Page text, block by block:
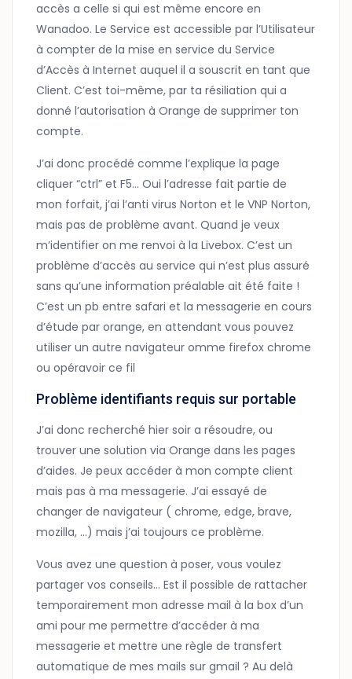
accès a celle si qui est même encore en
Wanadoo. Le Service est accessible par l’Utilisateur
à compter de la mise en service du Service
d’Accès à Internet auquel il a souscrit en tant que
Client. C’est toi-même, par ta résiliation qui a
donné l’autorisation à Orange de supprimer ton
compte.
J’ai donc procédé comme l’explique la page
cliquer “ctrl” et F5… Oui l’adresse fait partie de
mon forfait, j’ai l’anti virus Norton et le VNP Norton,
mais pas de problème avant. Quand je veux
m’identifier on me renvoi à la Livebox. C’est un
problème d’accès au service qui n’est plus assuré
sans qu’une information préalable ait été faite !
C’est un pb entre safari et la messagerie en cours
d’étude par orange, en attendant vous pouvez
utiliser un autre navigateur omme firefox chrome
ou opéravoir ce fil
Problème identifiants requis sur portable
J’ai donc recherché hier soir a résoudre, ou
trouver une solution via Orange dans les pages
d’aides. Je peux accéder à mon compte client
mais pas à ma messagerie. J’ai essayé de
changer de navigateur ( chrome, edge, brave,
mozilla, …) mais j’ai toujours ce problème.
Vous avez une question à poser, vous voulez
partager vos conseils… Est il possible de rattacher
temporairement mon adresse mail à la box d’un
ami pour me permettre d’accéder à ma
messagerie et mettre une règle de transfert
automatique de mes mails sur gmail ? Au delà